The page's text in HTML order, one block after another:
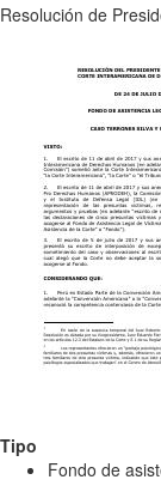
Resolución de
Tipo
Fondo de